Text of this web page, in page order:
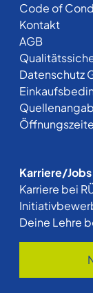
Code of
Kontakt
AGB
Datenschutz
Karriere/Jobs
Karriere bei
Deine Lehre